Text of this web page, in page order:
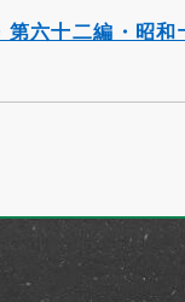
第六十二編・昭和